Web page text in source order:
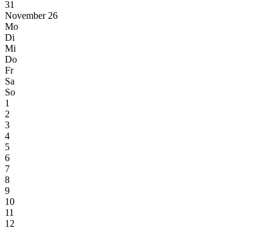
31
November 26
Mo
Di
Mi
Do
Fr
Sa
So
1
2
3
4
5
6
7
8
9
10
11
12